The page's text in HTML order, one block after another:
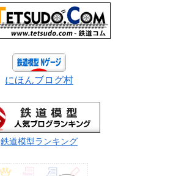
にほんブログ村
鉄道模型ランキング